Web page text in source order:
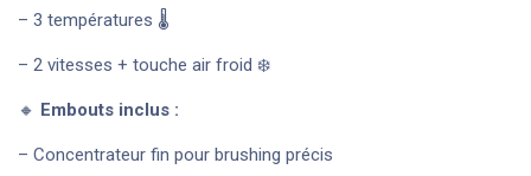
– 3 températures 🌡️
– 2 vitesses + touche air froid ❄️
🔸 Embouts inclus :
– Concentrateur fin pour brushing précis